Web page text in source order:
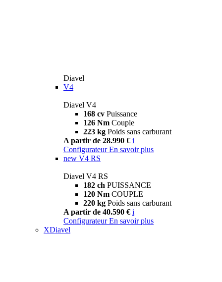
Diavel
V4
Diavel V4
168 cv Puissance
126 Nm Couple
223 kg Poids sans carburant
A partir de 28.990 € i
Configurateur En savoir plus
new V4 RS
Diavel V4 RS
182 ch PUISSANCE
120 Nm COUPLE
220 kg Poids sans carburant
A partir de 40.590 € i
Configurateur En savoir plus
XDiavel